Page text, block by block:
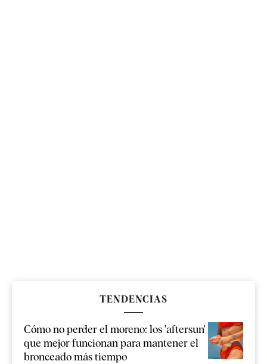
TENDENCIAS
Cómo no perder el moreno: los 'aftersun'
que mejor funcionan para mantener el
bronceado más tiempo